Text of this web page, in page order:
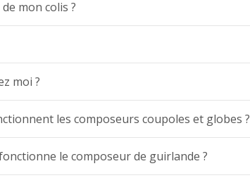
mon colis ?
moi ?
les composeurs coupoles et globes ?
le composeur de guirlande ?